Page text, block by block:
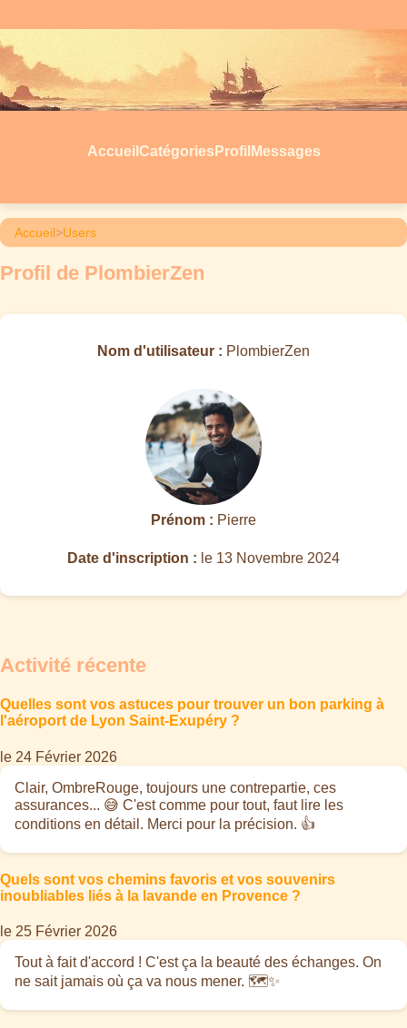
Accueil Catégories Profil Messages
Accueil>Users
Profil de PlombierZen
Nom d'utilisateur : PlombierZen
Prénom : Pierre
Date d'inscription : le 13 Novembre 2024
Activité récente
Quelles sont vos astuces pour trouver un bon parking à
l'aéroport de Lyon Saint-Exupéry ?
le 24 Février 2026
Clair, OmbreRouge, toujours une contrepartie, ces
assurances... 😅 C'est comme pour tout, faut lire les
conditions en détail. Merci pour la précision. 👍
Quels sont vos chemins favoris et vos souvenirs
inoubliables liés à la lavande en Provence ?
le 25 Février 2026
Tout à fait d'accord ! C'est ça la beauté des échanges. On
ne sait jamais où ça va nous mener. 🗺️✨